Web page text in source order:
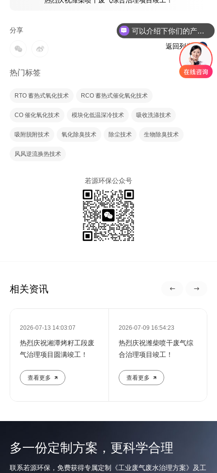
分享
返回列表
热门标签
RTO 蓄热式氧化技术 RCO 蓄热式催化氧化技术
CO 催化氧化技术 模块化低温深冷技术 吸收洗涤技术
吸附脱附技术 氧化除臭技术 除尘技术 生物除臭技术
风风逆流换热技术
若源环保公众号
相关资讯
2026-07-13 14:03:07
热烈庆祝湘潭烤籽工段废
气治理项目圆满竣工！
查看更多
2026-07-09 16:54:23
热烈庆祝潍柴喷干废气综
合治理项目竣工！
查看更多
多一份定制方案，更科学合理
联系若源环保，免费获得专属定制《工业废气废水治理方案》及工
可以介绍下你们的产品么